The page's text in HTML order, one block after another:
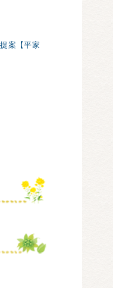
案【平家